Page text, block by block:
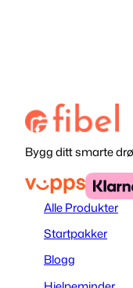
Bygg ditt smarte
Alle Produkter
Startpakker
Blogg